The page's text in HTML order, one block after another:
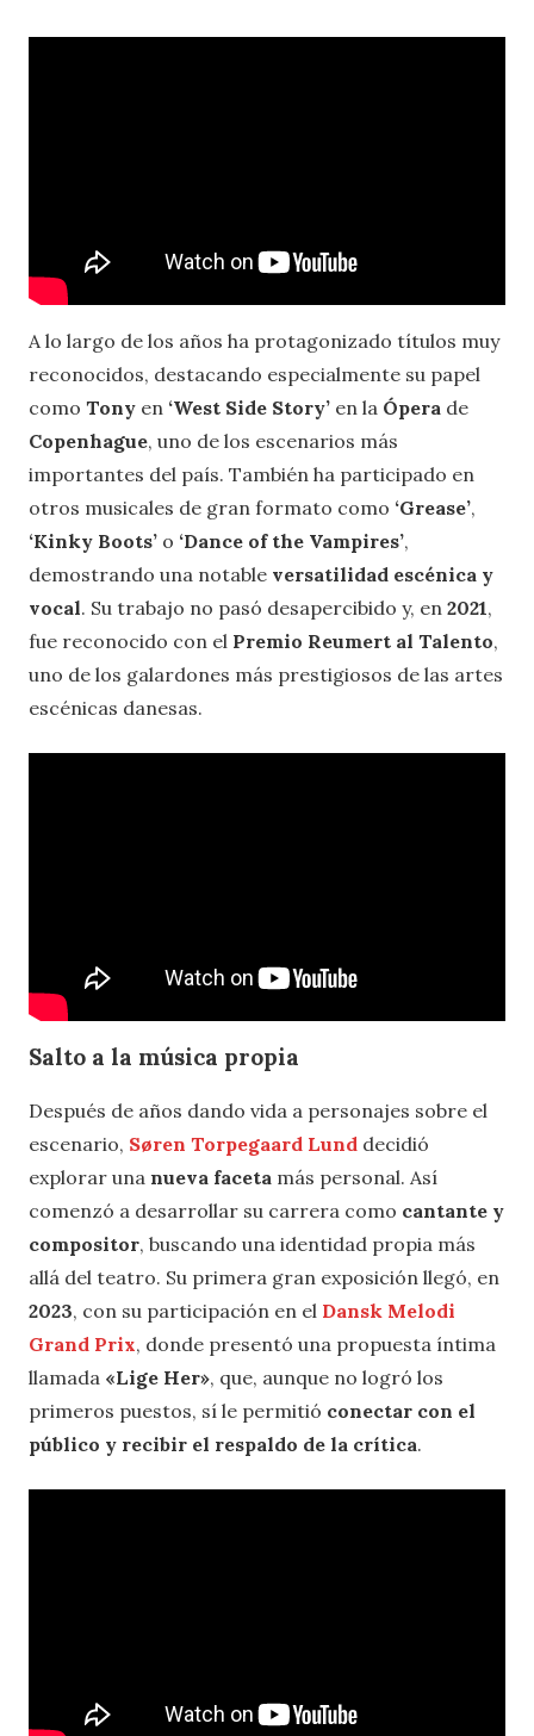
A lo largo de los años ha protagonizado títulos muy
reconocidos, destacando especialmente su papel
como Tony en ‘West Side Story’ en la Ópera de
Copenhague, uno de los escenarios más
importantes del país. También ha participado en
otros musicales de gran formato como ‘Grease’,
‘Kinky Boots’ o ‘Dance of the Vampires’,
demostrando una notable versatilidad escénica y
vocal. Su trabajo no pasó desapercibido y, en 2021,
fue reconocido con el Premio Reumert al Talento,
uno de los galardones más prestigiosos de las artes
escénicas danesas.
Salto a la música propia
Después de años dando vida a personajes sobre el
escenario, Søren Torpegaard Lund decidió
explorar una nueva faceta más personal. Así
comenzó a desarrollar su carrera como cantante y
compositor, buscando una identidad propia más
allá del teatro. Su primera gran exposición llegó, en
2023, con su participación en el Dansk Melodi
Grand Prix, donde presentó una propuesta íntima
llamada «Lige Her», que, aunque no logró los
primeros puestos, sí le permitió conectar con el
público y recibir el respaldo de la crítica.